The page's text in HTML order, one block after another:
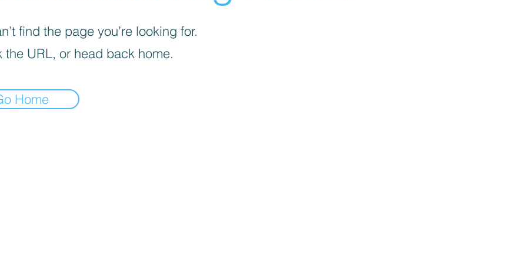
find the page you’re looking for.
the URL, or head back home.
Home